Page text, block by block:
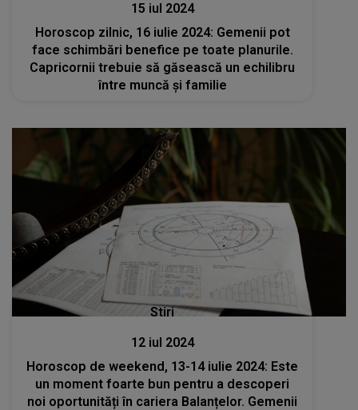
15 iul 2024
Horoscop zilnic, 16 iulie 2024: Gemenii pot
face schimbări benefice pe toate planurile.
Capricornii trebuie să găsească un echilibru
între muncă și familie
Stiri
12 iul 2024
Horoscop de weekend, 13-14 iulie 2024: Este
un moment foarte bun pentru a descoperi
noi oportunități în cariera Balanțelor. Gemenii